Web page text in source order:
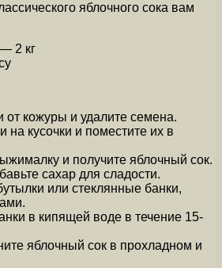
яблочного сока вам
2 кг
от кожуры и удалите семена.
на кусочки и поместите их в
и получите яблочный сок.
сахар для сладости.
или стеклянные банки,
в кипящей воде в течение 15-
яблочный сок в прохладном и